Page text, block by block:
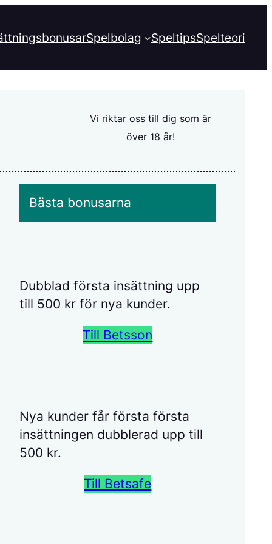
Spelbolag SpeltipsSpelteori
Vi riktar oss till dig som är
över 18 år!
Bästa bonusarna
Dubblad första insättning upp
till 500 kr för nya kunder.
Till Betsson
Nya kunder får första första
insättningen dubblerad upp till
500 kr.
Till Betsafe